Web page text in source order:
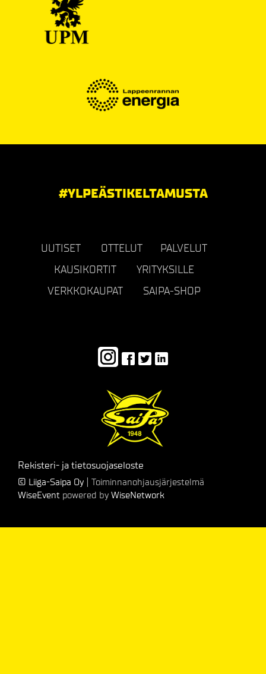
#YLPEÄSTIKELTAMUSTA
UUTISET OTTELUT
PALVELUT
KAUSIKORTIT
YRITYKSILLE
VERKKOKAUPAT
SAIPA-SHOP
Rekisteri- ja tietosuojaseloste
© Liiga-Saipa Oy | Toiminnanohjausjärjestelmä
WiseEvent powered by WiseNetwork